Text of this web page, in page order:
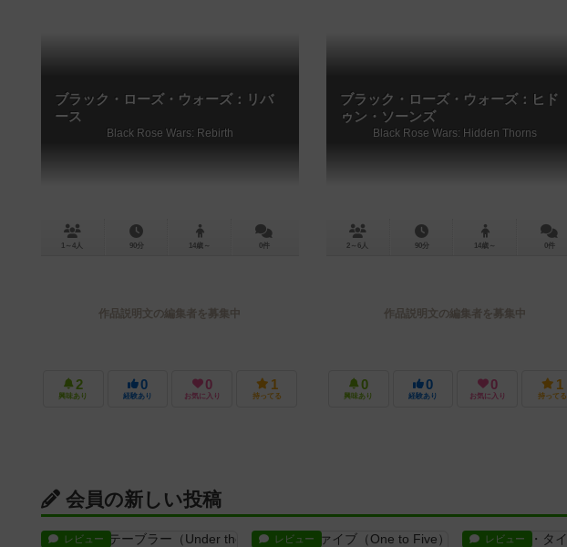
ブラック・ローズ・ウォーズ：リバ
ース
Black Rose Wars: Rebirth
1～4人 90分 14歳～ 0件
作品説明文の編集者を募集中
2
興味あり
0
経験あり
0
お気に入り
1
持ってる
ブラック・ローズ・ウォーズ：ヒド
ゥン・ソーンズ
Black Rose Wars: Hidden Thorns
2～6人 90分 14歳～ 0件
作品説明文の編集者を募集中
0
興味あり
0
経験あり
0
お気に入り
1
持ってる
会員の新しい投稿
レビュー レビュー レビュー